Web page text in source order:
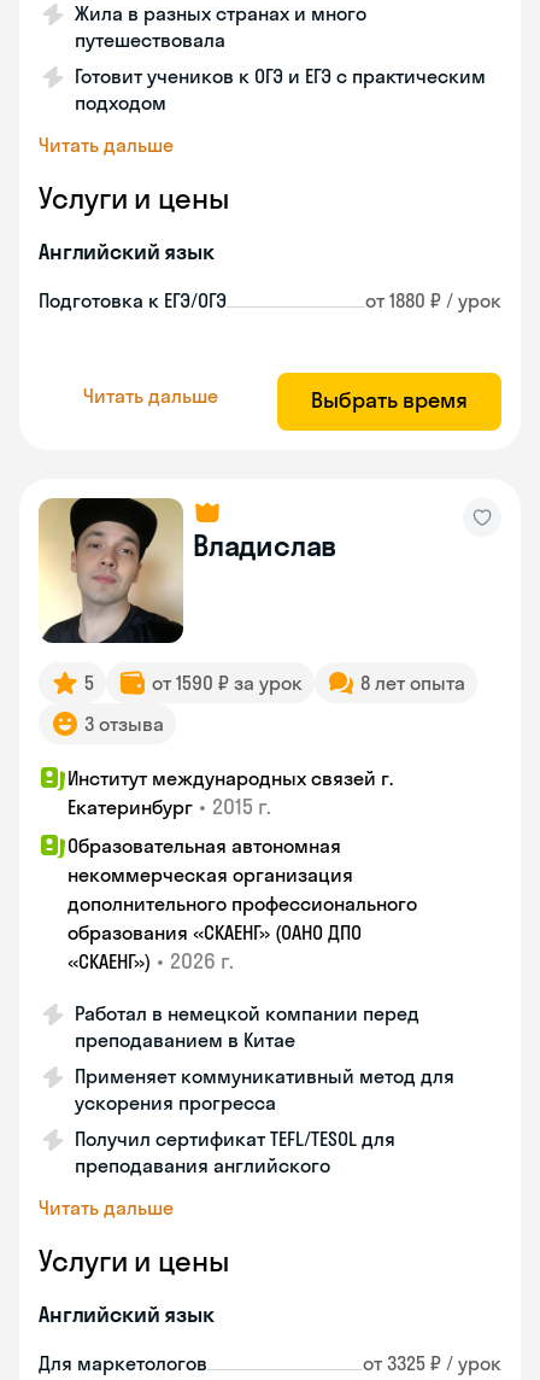
Жила в разных странах и много
путешествовала
Готовит учеников к ОГЭ и ЕГЭ с практическим
подходом
Читать дальше
Услуги и цены
Английский язык
Подготовка к ЕГЭ/ОГЭ от 1880 ₽ / урок
Читать дальше Выбрать время
Владислав
5 от 1590 ₽ за урок
8 лет опыта
3 отзыва
Институт международных связей г.
Екатеринбург • 2015 г.
Образовательная автономная
некоммерческая организация
дополнительного профессионального
образования «СКАЕНГ» (ОАНО ДПО
«СКАЕНГ») • 2026 г.
Работал в немецкой компании перед
преподаванием в Китае
Применяет коммуникативный метод для
ускорения прогресса
Получил сертификат TEFL/TESOL для
преподавания английского
Читать дальше
Услуги и цены
Английский язык
Для маркетологов от 3325 ₽ / урок